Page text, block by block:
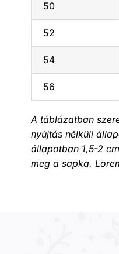
50
52
54
56
A táblázatban
nyújtás nélküli
állapotban 1,5-2
meg a sapka.